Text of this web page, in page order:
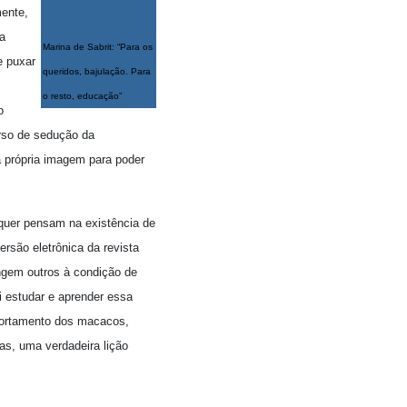
Marina de Sabrit: “Para os
queridos, bajulação. Para
o resto, educação”
puxar
de sedução da
imagem para poder
pensam na existência de
eletrônica da revista
outros à condição de
e aprender essa
dos macacos,
uma verdadeira lição